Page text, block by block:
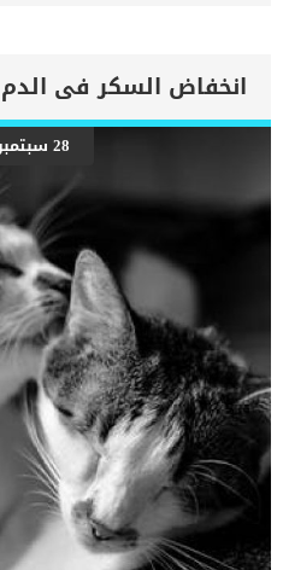
اعراض وعلامات تضخم القلب عند
بعض العلامات التي تشير إلى أن
رعاية المسنين أو قد تفكر في القتل
على شكل مجموعة من المراحل
النهاية. اهم علامات وفاة الكلاب
ستكون هذه العلامات عبارة عن
الوفاة. _المرحلة الاولى, تظهر ان
القلب ، ولكن ليس لديه أعراض
28 سبتمبر 2022